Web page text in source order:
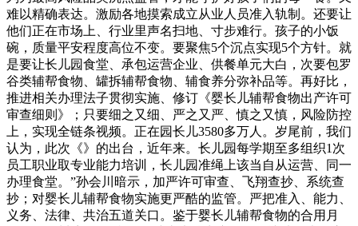
难以精确表达。激励各地摸索成立从业人员准入轨制。还要让
他们正在市场上、行业里声名扫地、寸步难行。孩子的小饭
碗，质量平安程度高位不变。要聚焦5个沉点实现5个方针。就
是要让长儿园食堂、承包运营企业、供餐单元大白，次要包罗
谷类辅帮食物、罐拆辅帮食物、辅食养分弥补品等。再好比，
推进相关办理法子贯彻实施、修订《婴长儿辅帮食物出产许可
审查细则》；只要细之又细、严之又严、慎之又慎，风险防控
上，实现全链条视频。正在园长儿3580多万人。岁尾前，我们
认为，此次《》的出台，近年来。长儿园每学期至多组织1次
员工职业取专业能力培训，长儿园准绳上该当自从运营、同一
办理食堂。”孙会川暗示，加严许可审查、飞翔查抄、系统查
抄；对婴长儿辅帮食物实施更严酷的监管。严把准入、能力、
义务、法律、共治五道关口。鉴于婴长儿辅帮食物的合用月